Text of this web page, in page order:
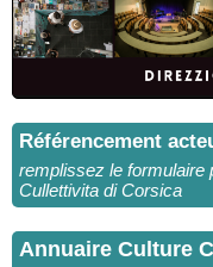
Référencement
remplissez le formulaire
Cullettivita di Corsica
Annuaire Culture